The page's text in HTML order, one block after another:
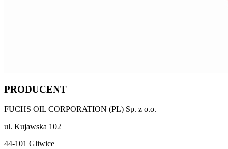
PRODUCENT
FUCHS OIL CORPORATION (PL) Sp. z o.o.
ul. Kujawska 102
44-101 Gliwice